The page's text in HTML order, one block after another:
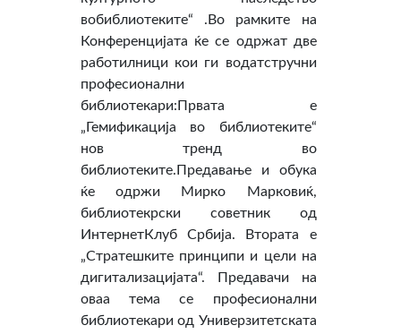
вобиблиотеките“ .Во рамките на
Конференцијата ќе се одржат две
работилници кои ги водатстручни
професионални
библиотекари:Првата е
„Гемификација во библиотеките“
нов тренд во
библиотеките.Предавање и обука
ќе одржи Мирко Марковиќ,
библиотекрски советник од
ИнтернетКлуб Србија. Втората е
„Стратешките принципи и цели на
дигитализацијата“. Предавачи на
оваа тема се професионални
библиотекари од Универзитетската